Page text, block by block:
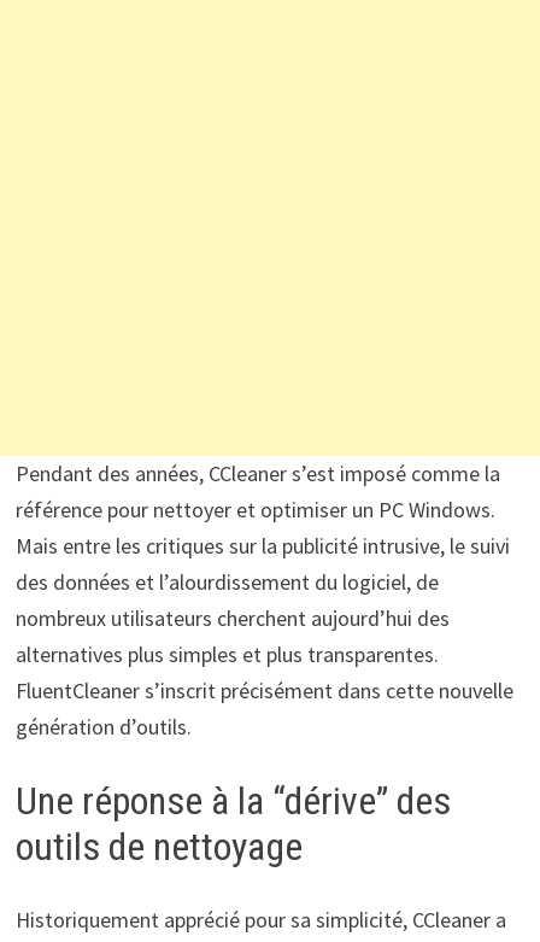
Pendant des années, CCleaner s’est imposé comme la
référence pour nettoyer et optimiser un PC Windows.
Mais entre les critiques sur la publicité intrusive, le suivi
des données et l’alourdissement du logiciel, de
nombreux utilisateurs cherchent aujourd’hui des
alternatives plus simples et plus transparentes.
FluentCleaner s’inscrit précisément dans cette nouvelle
génération d’outils.
Une réponse à la “dérive” des
outils de nettoyage
Historiquement apprécié pour sa simplicité, CCleaner a